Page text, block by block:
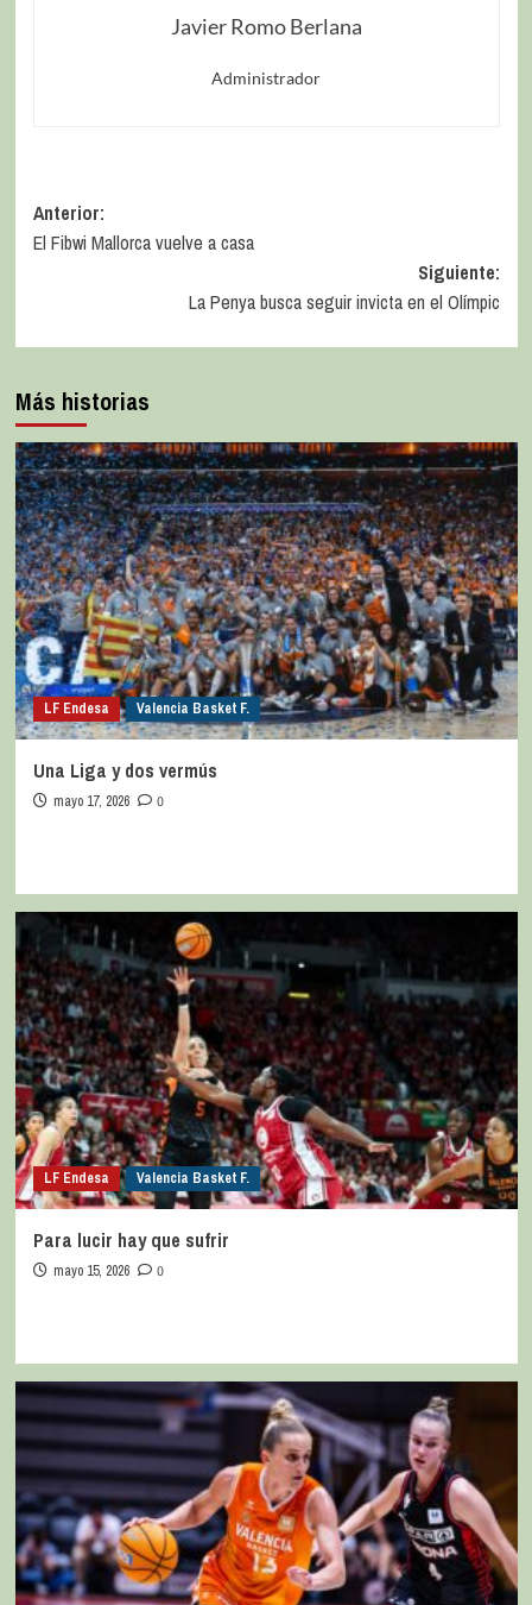
Javier Romo Berlana
Administrador
Anterior:
El Fibwi Mallorca vuelve a casa
Siguiente:
La Penya busca seguir invicta en el Olímpic
Más historias
LF Endesa Valencia Basket F.
Una Liga y dos vermús
mayo 17, 2026 0
LF Endesa Valencia Basket F.
Para lucir hay que sufrir
mayo 15, 2026 0